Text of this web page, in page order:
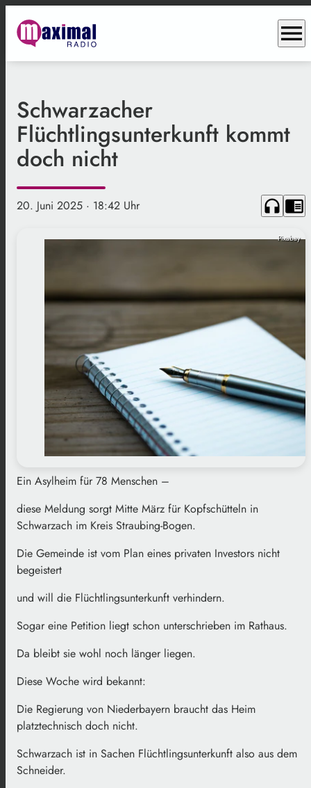
menu
Schwarzacher
Flüchtlingsunterkunft kommt
doch nicht
20. Juni 2025 · 18:42 Uhr headphones chrome_reader_mode
Pixabay
Ein Asylheim für 78 Menschen –
diese Meldung sorgt Mitte März für Kopfschütteln in
Schwarzach im Kreis Straubing-Bogen.
Die Gemeinde ist vom Plan eines privaten Investors nicht
begeistert
und will die Flüchtlingsunterkunft verhindern.
Sogar eine Petition liegt schon unterschrieben im Rathaus.
Da bleibt sie wohl noch länger liegen.
Diese Woche wird bekannt:
Die Regierung von Niederbayern braucht das Heim
platztechnisch doch nicht.
Schwarzach ist in Sachen Flüchtlingsunterkunft also aus dem
Schneider.